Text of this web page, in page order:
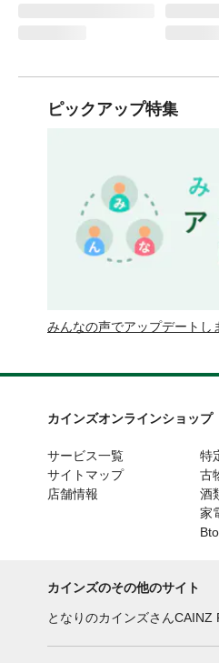
ピックアップ特集
みんなの声でアップデートし
カインズオンラインショップ
サービス一覧
サイトマップ
店舗情報
特
古
酒
家
カインズのその他のサイト
となりのカインズさんCAINZ